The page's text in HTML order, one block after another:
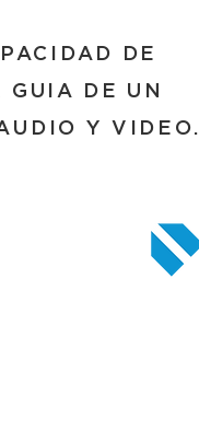
DE
GUIA DE UN
Y VIDEO.